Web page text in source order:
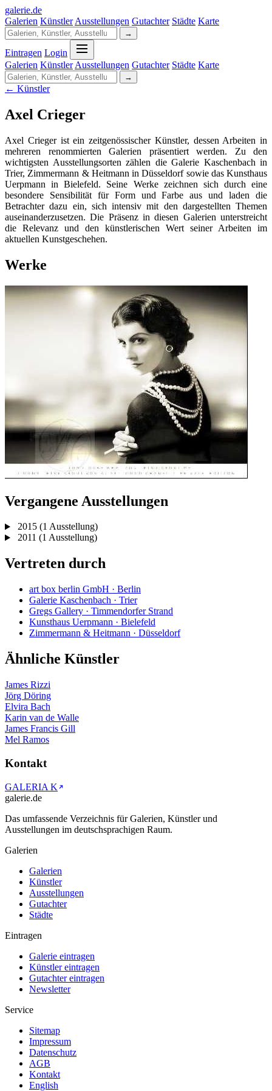
galerie.de
Galerien Künstler Ausstellungen Gutachter Städte Karte
→
Eintragen Login
Galerien Künstler Ausstellungen Gutachter Städte Karte
→
← Künstler
Axel Crieger
Axel Crieger ist ein zeitgenössischer Künstler, dessen Arbeiten in
mehreren renommierten Galerien präsentiert werden. Zu den
wichtigsten Ausstellungsorten zählen die Galerie Kaschenbach in
Trier, Zimmermann & Heitmann in Düsseldorf sowie das Kunsthaus
Uerpmann in Bielefeld. Seine Werke zeichnen sich durch eine
besondere Sensibilität für Form und Farbe aus und laden die
Betrachter dazu ein, sich intensiv mit den dargestellten Themen
auseinanderzusetzen. Die Präsenz in diesen Galerien unterstreicht
die Relevanz und den künstlerischen Wert seiner Arbeiten im
aktuellen Kunstgeschehen.
Werke
Vergangene Ausstellungen
2015 (1 Ausstellung)
2011 (1 Ausstellung)
Vertreten durch
art box berlin GmbH · Berlin
Galerie Kaschenbach · Trier
Gregs Gallery · Timmendorfer Strand
Kunsthaus Uerpmann · Bielefeld
Zimmermann & Heitmann · Düsseldorf
Ähnliche Künstler
James Rizzi
Jörg Döring
Elvira Bach
Karin van de Walle
James Francis Gill
Mel Ramos
Kontakt
GALERIA K
galerie.de
Das umfassende Verzeichnis für Galerien, Künstler und
Ausstellungen im deutschsprachigen Raum.
Galerien
Galerien
Künstler
Ausstellungen
Gutachter
Städte
Eintragen
Galerie eintragen
Künstler eintragen
Gutachter eintragen
Newsletter
Service
Sitemap
Impressum
Datenschutz
AGB
Kontakt
English